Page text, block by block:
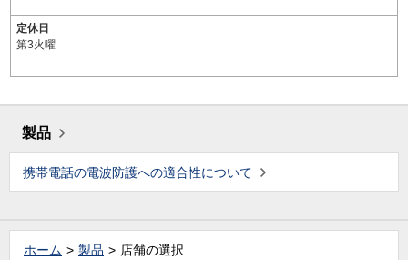
定休日
第3火曜
製品
携帯電話の電波防護への適合性について
ホーム 製品 店舗の選択